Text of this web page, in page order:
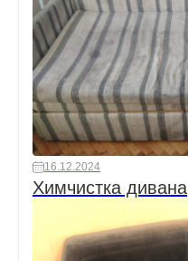
16.12.2024
Химчистка дивана